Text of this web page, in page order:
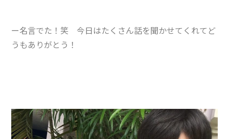
ー名言でた！笑 今日はたくさん話を聞かせてくれてど
うもありがとう！